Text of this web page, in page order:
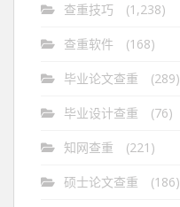
查重技巧 (1,238)
查重软件 (168)
毕业论文查重 (289)
毕业设计查重 (76)
知网查重 (221)
硕士论文查重 (186)